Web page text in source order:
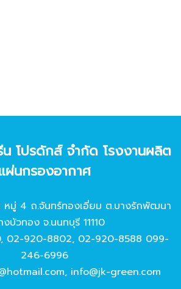
น โปรดักส์ จํากัด โรงงานผลิต
ผ่นกรองอากาศ
หมู่ 4 ถ.จันทร์ทองเอี่ยม ต.บางรักพัฒนา
งบัวทอง จ.นนทบุรี 11110
, 02-920-8802, 02-920-8588 099-
246-6996
, info@jk-green.com